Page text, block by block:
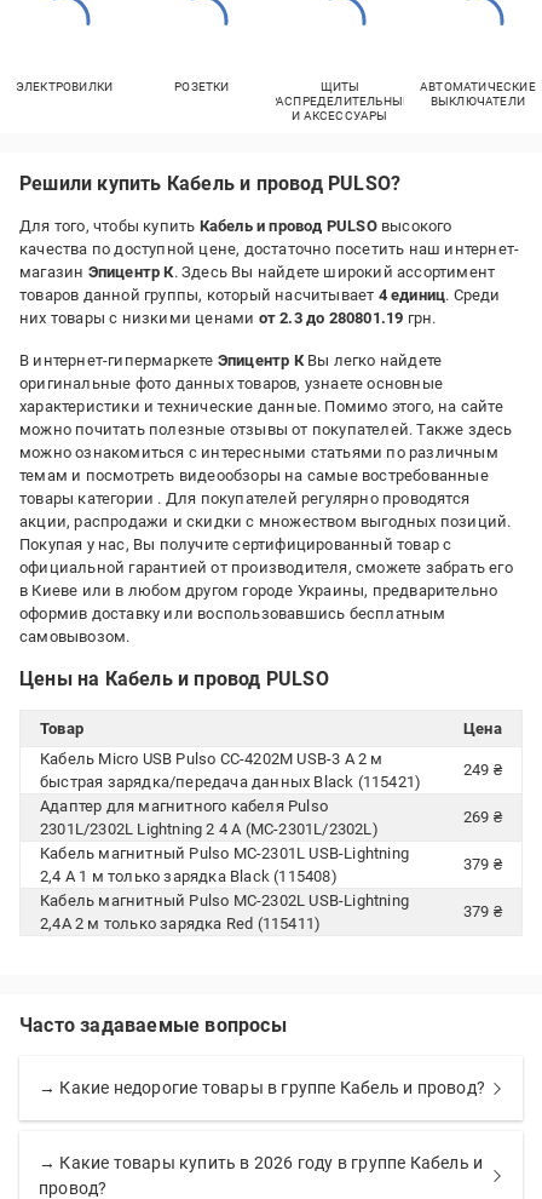
ЭЛЕКТРОВИЛКИ РОЗЕТКИ
ЩИТЫ
РАСПРЕДЕЛИТЕЛЬНЫЕ
И АКСЕССУАРЫ
АВТОМАТИЧЕСКИЕ
ВЫКЛЮЧАТЕЛИ
Решили купить Кабель и провод PULSO?
Для того, чтобы купить Кабель и провод PULSOвысокого
качества по доступной цене, достаточно посетить наш интернет-
магазин Эпицентр К. Здесь Вы найдете широкий ассортимент
товаров данной группы, который насчитывает 4 единиц. Среди
них товары с низкими ценами от 2.3 до 280801.19 грн.
В интернет-гипермаркете Эпицентр КВы легко найдете
оригинальные фото данных товаров, узнаете основные
характеристики и технические данные. Помимо этого, на сайте
можно почитать полезные отзывы от покупателей. Также здесь
можно ознакомиться с интересными статьями по различным
темам и посмотреть видеообзоры на самые востребованные
товары категории . Для покупателей регулярно проводятся
акции, распродажи и скидки с множеством выгодных позиций.
Покупая у нас, Вы получите сертифицированный товар с
официальной гарантией от производителя, сможете забрать его
в Киеве или в любом другом городе Украины, предварительно
оформив доставку или воспользовавшись бесплатным
самовывозом.
Цены на Кабель и провод PULSO
Товар
Цена
Кабель Micro USB Pulso CC-4202M USB-3 А 2 м
быстрая зарядка/передача данных Black (115421)
249 ₴
Адаптер для магнитного кабеля Pulso
2301L/2302L Lightning 2 4 А (MC-2301L/2302L)
269 ₴
Кабель магнитный Pulso MC-2301L USB-Lightning
2,4 А 1 м только зарядка Black (115408)
379 ₴
Кабель магнитный Pulso MC-2302L USB-Lightning
2,4А 2 м только зарядка Red (115411)
379 ₴
Часто задаваемые вопросы
→ Какие недорогие товары в группе Кабель и провод?
→ Какие товары купить в 2026 году в группе Кабель и
провод?